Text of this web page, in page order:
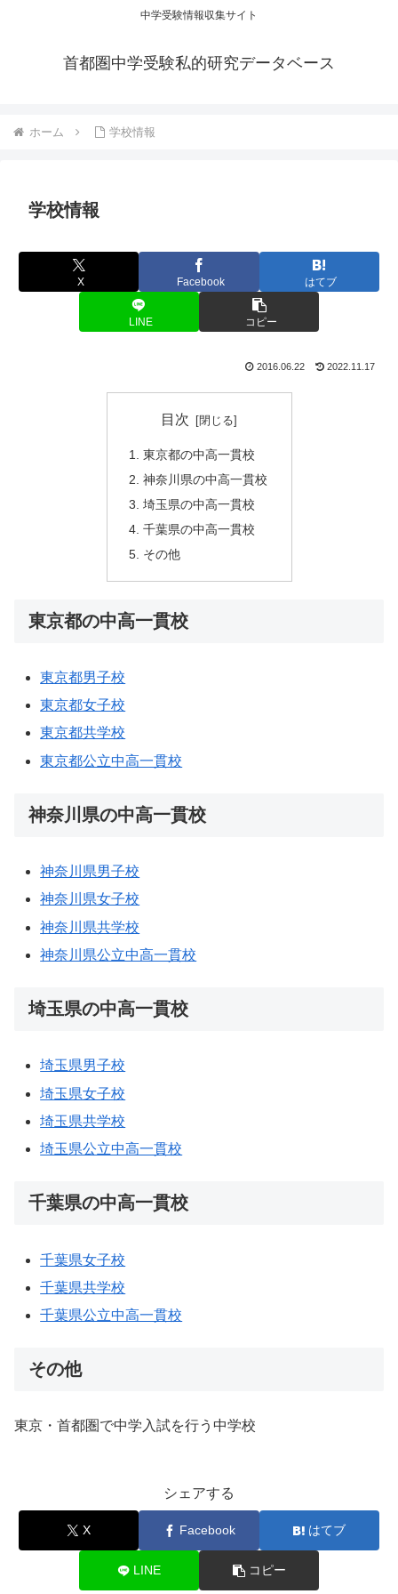
中学受験情報収集サイト
首都圏中学受験私的研究データベース
ホーム 学校情報
学校情報
X Facebook はてブ
LINE コピー
2016.06.22 2022.11.17
目次
東京都の中高一貫校
神奈川県の中高一貫校
埼玉県の中高一貫校
千葉県の中高一貫校
その他
東京都の中高一貫校
東京都男子校
東京都女子校
東京都共学校
東京都公立中高一貫校
神奈川県の中高一貫校
神奈川県男子校
神奈川県女子校
神奈川県共学校
神奈川県公立中高一貫校
埼玉県の中高一貫校
埼玉県男子校
埼玉県女子校
埼玉県共学校
埼玉県公立中高一貫校
千葉県の中高一貫校
千葉県女子校
千葉県共学校
千葉県公立中高一貫校
その他
東京・首都圏で中学入試を行う中学校
シェアする
X Facebook はてブ
LINE コピー